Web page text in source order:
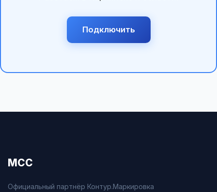
Подключить
МСС
Официальный партнёр Контур.Маркировка